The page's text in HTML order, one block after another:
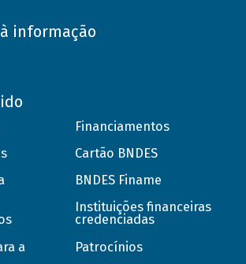
informação
a
Financiamentos
Cartão BNDES
BNDES Finame
Instituições financeiras
credenciadas
Patrocínios